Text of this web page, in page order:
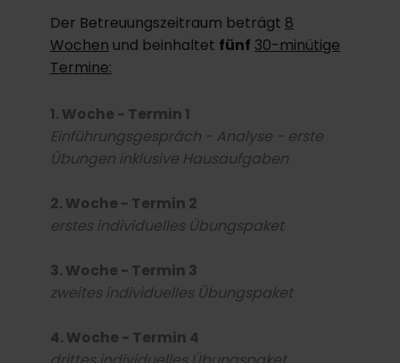
Der Betreuungszeitraum beträgt 8
Wochen und beinhaltet fünf 30-minütige
Termine:
1. Woche - Termin 1
Einführungsgespräch - Analyse - erste
Übungen inklusive Hausaufgaben
2. Woche - Termin 2
erstes individuelles Übungspaket
3. Woche - Termin 3
zweites individuelles Übungspaket
4. Woche - Termin 4